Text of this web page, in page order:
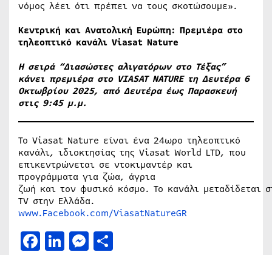
νόμος λέει ότι πρέπει να τους σκοτώσουμε».
Κεντρική και Ανατολική Ευρώπη: Πρεμιέρα στο
τηλεοπτικό κανάλι Viasat Nature
Η σειρά “Διασώστες αλιγατόρων στο Τέξας”
κάνει πρεμιέρα στο VIASAT NATURE τη Δευτέρα 6
Οκτωβρίου 2025, από Δευτέρα έως Παρασκευή
στις 9:45 μ.μ.
Το Viasat Nature είναι ένα 24ωρο τηλεοπτικό
κανάλι, ιδιοκτησίας της Viasat World LTD, που
επικεντρώνεται σε ντοκιμαντέρ και
προγράμματα για ζώα, άγρια
ζωή και τον φυσικό κόσμο. Το κανάλι μεταδίδεται
TV στην Ελλάδα.
www.Facebook.com/ViasatNatureGR
Facebook
LinkedIn
Messenger